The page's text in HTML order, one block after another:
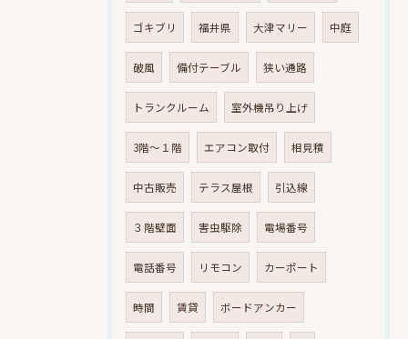
ゴキブリ 福井県 大津マリー 中庭
破風 備付テーブル 狭い通路
トランクルーム 室外機吊り上げ
3階～１階 エアコン取付 相見積
中古販売 テラス屋根 引込線
３階壁面 害虫駆除 電場番号
電話番号 リモコン カーポート
時間 賃貸 ボードアンカー